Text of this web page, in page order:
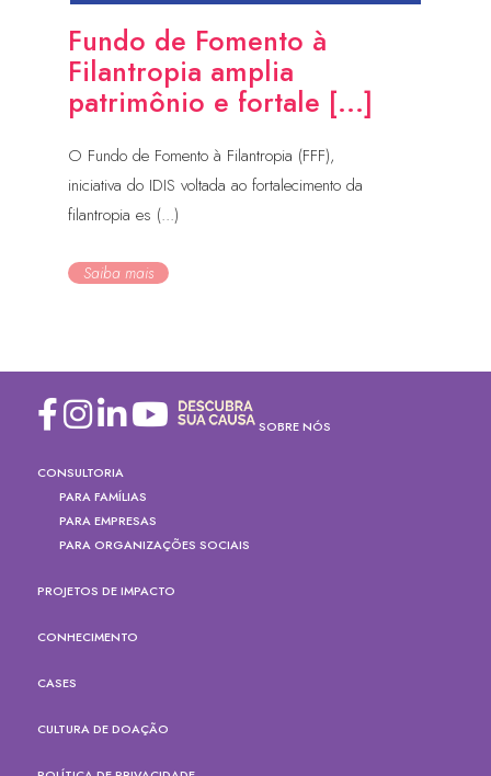
Fundo de Fomento à
Filantropia amplia
patrimônio e fortale [...]
O Fundo de Fomento à Filantropia (FFF),
iniciativa do IDIS voltada ao fortalecimento da
filantropia es (...)
Saiba mais
SOBRE NÓS
CONSULTORIA
PARA FAMÍLIAS
PARA EMPRESAS
PARA ORGANIZAÇÕES SOCIAIS
PROJETOS DE IMPACTO
CONHECIMENTO
CASES
CULTURA DE DOAÇÃO